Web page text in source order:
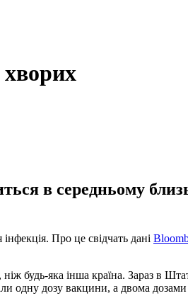
в середньому
Про це свідчать дані
будь-яка інша країна. Зараз в
одну дозу вакцини, а двома